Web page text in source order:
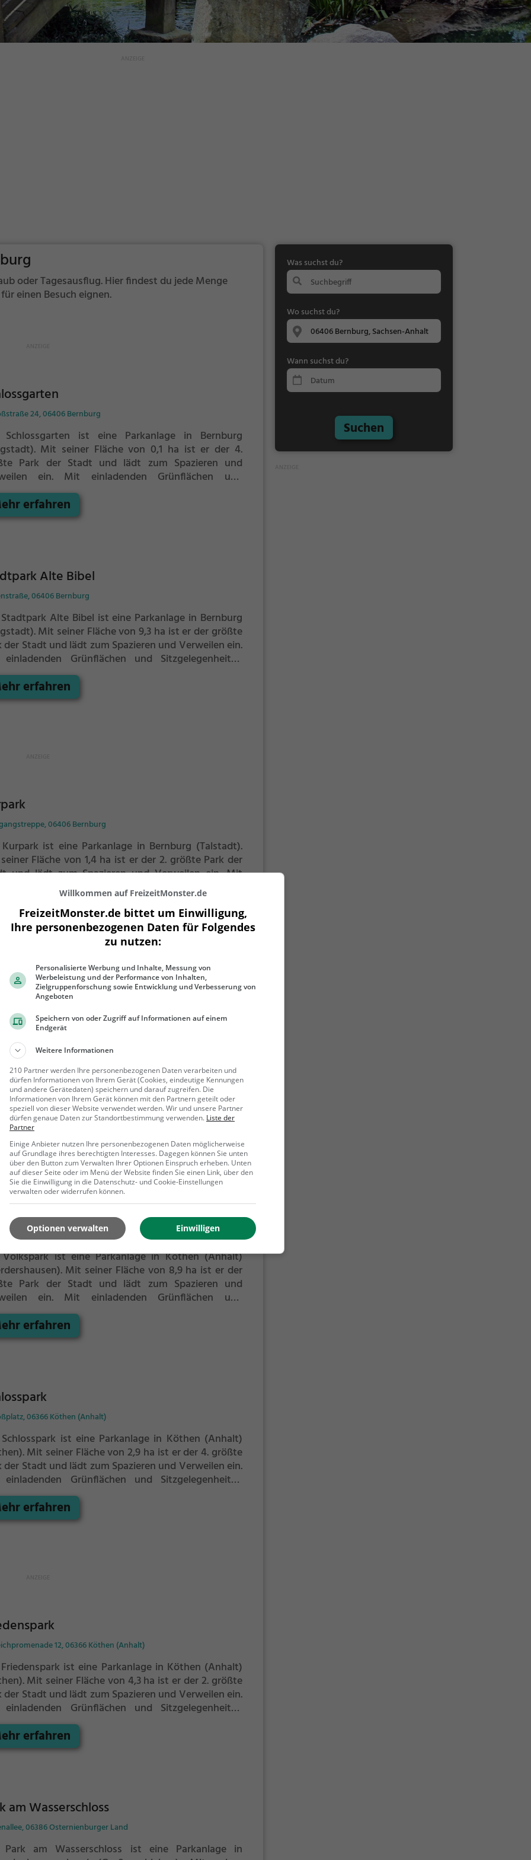
oder Tagesausflug. Hier findest du jede Menge
einen Besuch eignen.
24, 06406 Bernburg
Schlossgarten ist eine Parkanlage in Bernburg
Mit seiner Fläche von 0,1 ha ist er der 4.
Park der Stadt und lädt zum Spazieren und
ein. Mit einladenden Grünflächen und
bietet der Schlossgarten zahlreiche
zur Entspannung.
erfahren
Alte Bibel
06406 Bernburg
Alte Bibel ist eine Parkanlage in Bernburg
Mit seiner Fläche von 9,3 ha ist er der größte
der Stadt und lädt zum Spazieren und Verweilen ein.
Grünflächen und Sitzgelegenheiten
der Stadtpark Alte Bibel zahlreiche Möglichkeiten
Entspannung.
erfahren
06406 Bernburg
ist eine Parkanlage in Bernburg (Talstadt).
Fläche von 1,4 ha ist er der 2. größte Park der
und lädt zum Spazieren und Verweilen ein. Mit
Grünflächen und Sitzgelegenheiten bietet
Kurpark zahlreiche Möglichkeiten zur Entspannung.
Mehr erfahren
Neugattersleben
Schlosspark Neugattersleben ist eine Parkanlage in
(Saale).
Park der Stadt und lädt zum Spazieren und
ein. Mit einladenden Grünflächen und
bietet der Schlosspark
zahlreiche Möglichkeiten zur
Mehr erfahren
Winkel 7, 06388 Köthen (Anhalt)
ist eine Parkanlage in Köthen (Anhalt)
Mit seiner Fläche von 8,9 ha ist er der
Park der Stadt und lädt zum Spazieren und
ein. Mit einladenden Grünflächen und
bietet der Volkspark zahlreiche
zur Entspannung.
erfahren
06366 Köthen (Anhalt)
ist eine Parkanlage in Köthen (Anhalt)
Mit seiner Fläche von 2,9 ha ist er der 4. größte
der Stadt und lädt zum Spazieren und Verweilen ein.
Grünflächen und Sitzgelegenheiten
der Schlosspark zahlreiche Möglichkeiten zur
erfahren
12, 06366 Köthen (Anhalt)
ist eine Parkanlage in Köthen (Anhalt)
Mit seiner Fläche von 4,3 ha ist er der 2. größte
der Stadt und lädt zum Spazieren und Verweilen ein.
Grünflächen und Sitzgelegenheiten
der Friedenspark zahlreiche Möglichkeiten zur
erfahren
am Wasserschloss
06386 Osternienburger Land
Park am Wasserschloss ist eine Parkanlage in
Was suchst du?
Wo suchst du?
Wann suchst du?
Suchen
Willkommen auf FreizeitMonster.de
FreizeitMonster.de bittet um Einwilligung,
Ihre personenbezogenen Daten für Folgendes
zu nutzen:
Personalisierte Werbung und Inhalte, Messung von
Werbeleistung und der Performance von Inhalten,
Zielgruppenforschung sowie Entwicklung und Verbesserung von
Angeboten
Speichern von oder Zugriff auf Informationen auf einem
Endgerät
Weitere Informationen
210 Partner werden Ihre personenbezogenen Daten verarbeiten und
dürfen Informationen von Ihrem Gerät (Cookies, eindeutige Kennungen
und andere Gerätedaten) speichern und darauf zugreifen. Die
Informationen von Ihrem Gerät können mit den Partnern geteilt oder
speziell von dieser Website verwendet werden. Wir und unsere Partner
dürfen genaue Daten zur Standortbestimmung verwenden. Liste der
Partner
Einige Anbieter nutzen Ihre personenbezogenen Daten möglicherweise
auf Grundlage ihres berechtigten Interesses. Dagegen können Sie unten
über den Button zum Verwalten Ihrer Optionen Einspruch erheben. Unten
auf dieser Seite oder im Menü der Website finden Sie einen Link, über den
Sie die Einwilligung in die Datenschutz- und Cookie-Einstellungen
verwalten oder widerrufen können.
Einwilligen
Optionen verwalten